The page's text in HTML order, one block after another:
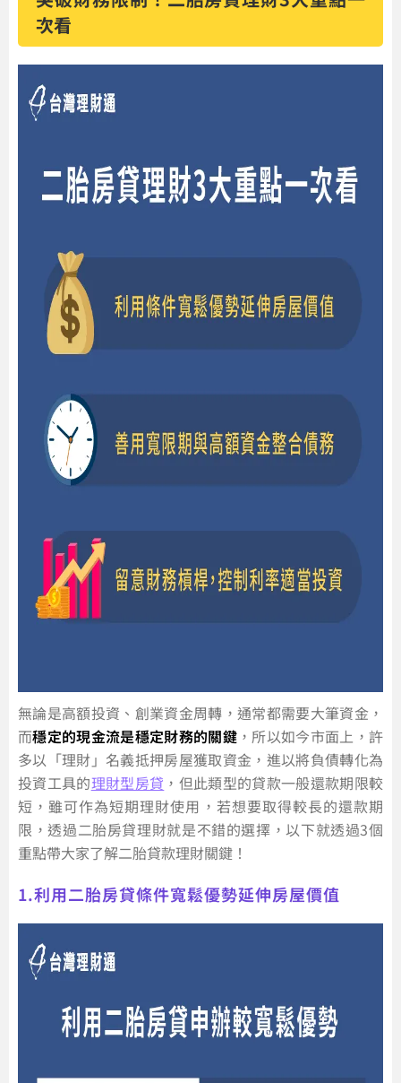
次看
無論是高額投資、創業資金周轉，通常都需要大筆資金，
而穩定的現金流是穩定財務的關鍵 ，所以如今市面上，許
多以「理財」名義抵押房屋獲取資金，進以將負債轉化為
投資工具的理財型房貸 ，但此類型的貸款一般還款期限較
短，雖可作為短期理財使用，若想要取得較長的還款期
限，透過二胎房貸理財就是不錯的選擇，以下就透過3個
重點帶大家了解二胎貸款理財關鍵！
1.利用二胎房貸條件寬鬆優勢延伸房屋價值